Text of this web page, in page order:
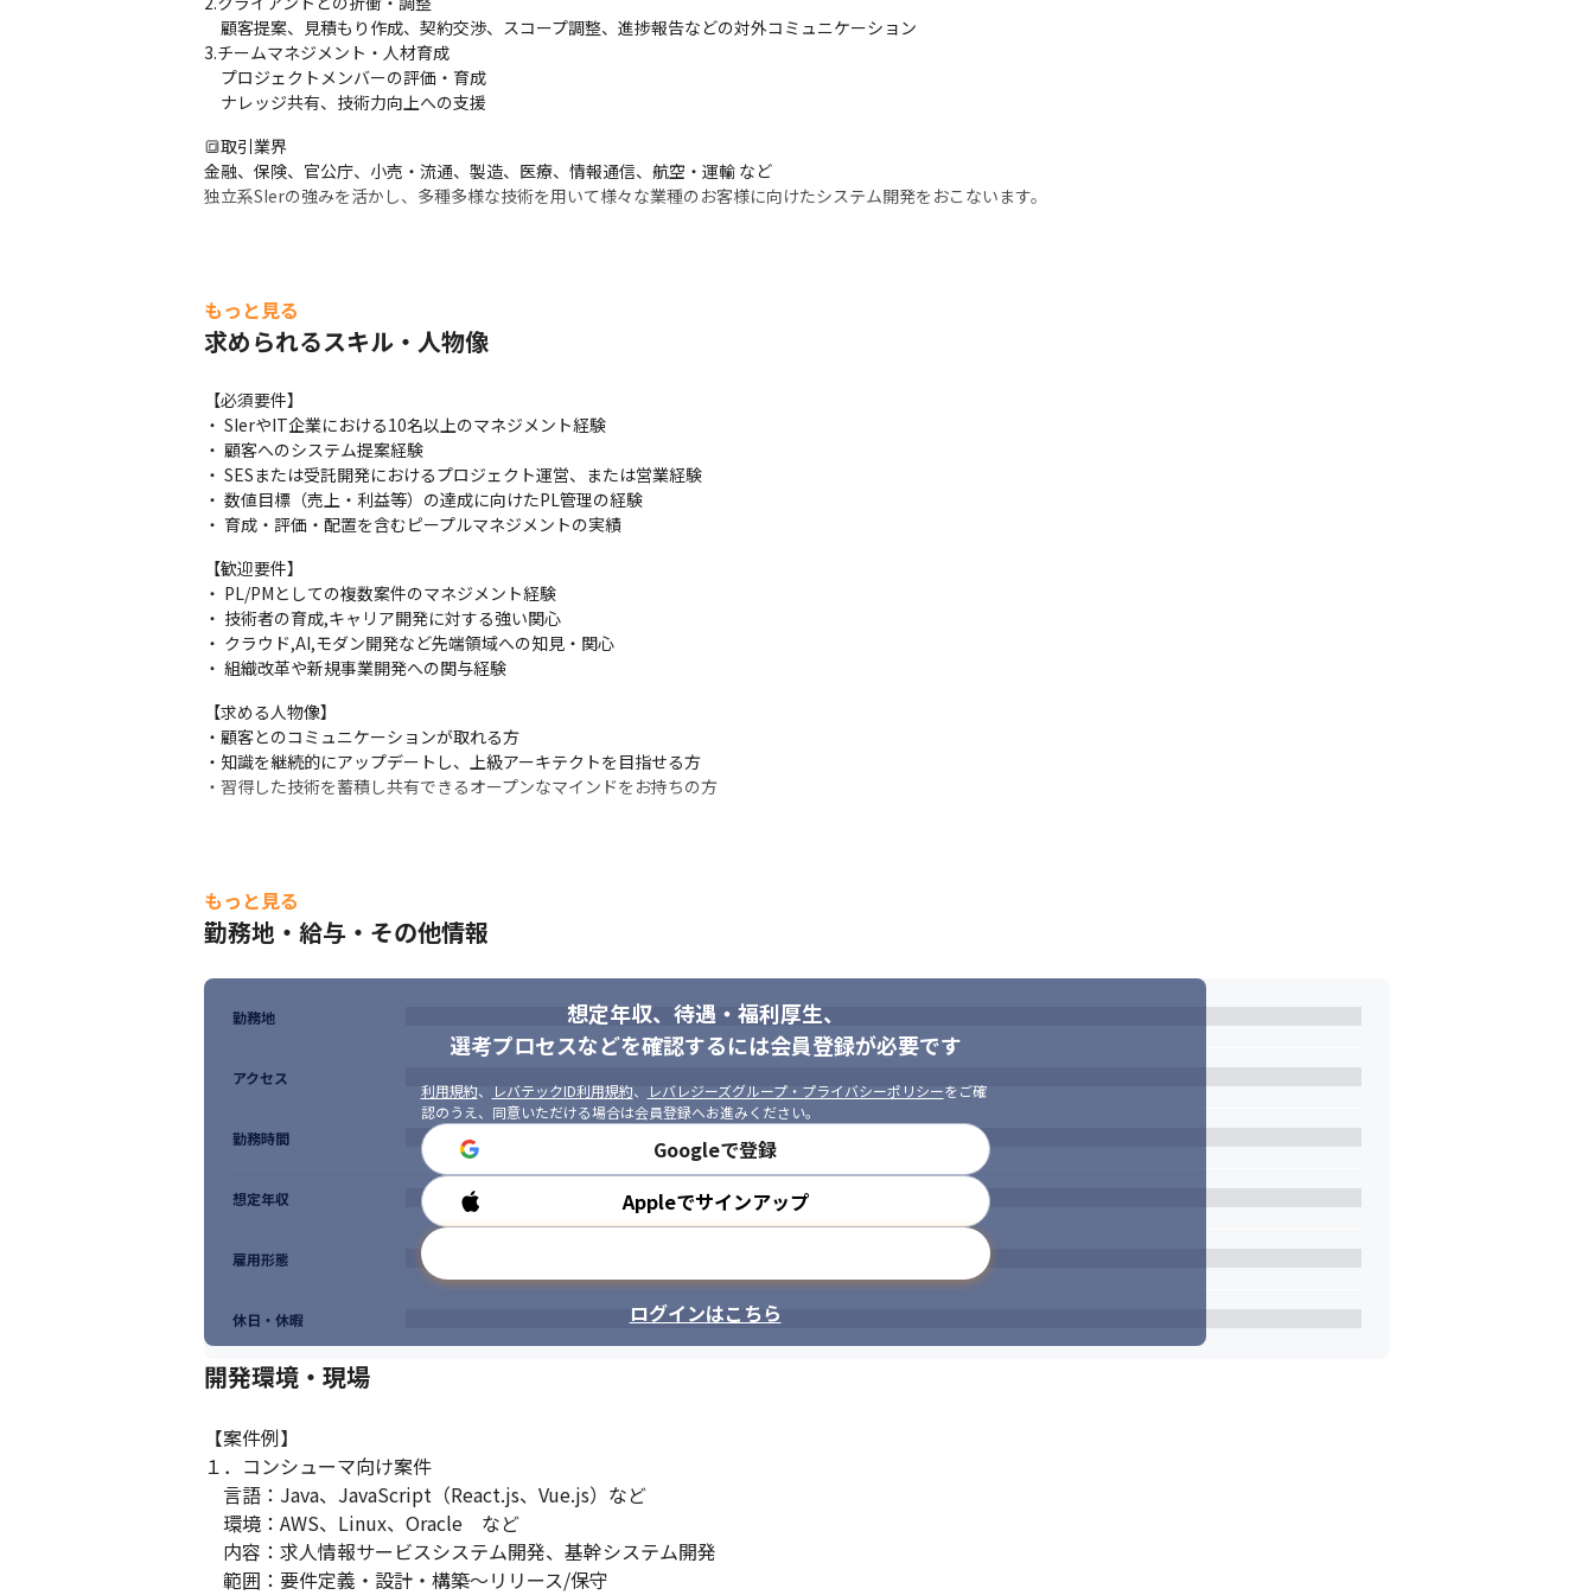
顧客提案、見積もり作成、契約交渉、スコープ調整、進捗報告などの対外コミュニケーション
3.チームマネジメント・人材育成
プロジェクトメンバーの評価・育成
ナレッジ共有、技術力向上への支援
🔳取引業界
金融、保険、官公庁、小売・流通、製造、医療、情報通信、航空・運輸 など
独立系SIerの強みを活かし、多種多様な技術を用いて様々な業種のお客様に向けたシステム開発をおこないます。
もっと見る
求められるスキル・人物像
【必須要件】
・ SIerやIT企業における10名以上のマネジメント経験
・ 顧客へのシステム提案経験
・ SESまたは受託開発におけるプロジェクト運営、または営業経験
・ 数値目標（売上・利益等）の達成に向けたPL管理の経験
・ 育成・評価・配置を含むピープルマネジメントの実績
【歓迎要件】
・ PL/PMとしての複数案件のマネジメント経験
・ 技術者の育成,キャリア開発に対する強い関心
・ クラウド,AI,モダン開発など先端領域への知見・関心
・ 組織改革や新規事業開発への関与経験
【求める人物像】
・顧客とのコミュニケーションが取れる方
・知識を継続的にアップデートし、上級アーキテクトを目指せる方
・習得した技術を蓄積し共有できるオープンなマインドをお持ちの方
もっと見る
勤務地・給与・その他情報
想定年収、待遇・福利厚生、
選考プロセスなどを確認するには会員登録が必要です
利用規約、 レバテックID利用規約、 レバレジーズグループ・プライバシーポリシーをご確
認のうえ、同意いただける場合は会員登録へお進みください。
Googleで登録
Appleでサインアップ
ログインはこちら
勤務地
アクセス
勤務時間
想定年収
雇用形態
休日・休暇
開発環境・現場
【案件例】
１．コンシューマ向け案件
言語：Java、JavaScript（React.js、Vue.js）など
環境：AWS、Linux、Oracle　など
内容：求人情報サービスシステム開発、基幹システム開発
範囲：要件定義・設計・構築～リリース/保守